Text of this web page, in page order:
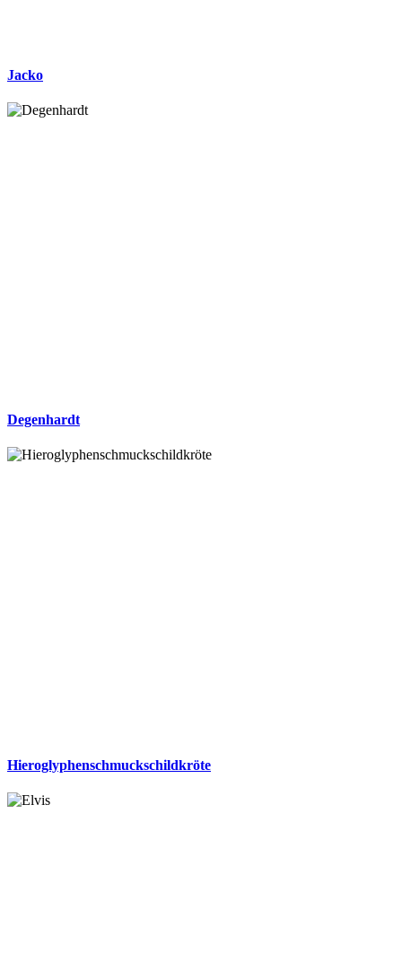
Jacko
Degenhardt
Hieroglyphenschmuckschildkröte